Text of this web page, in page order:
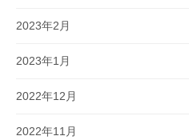
2023年2月
2023年1月
2022年12月
2022年11月